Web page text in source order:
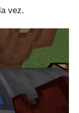
vez.